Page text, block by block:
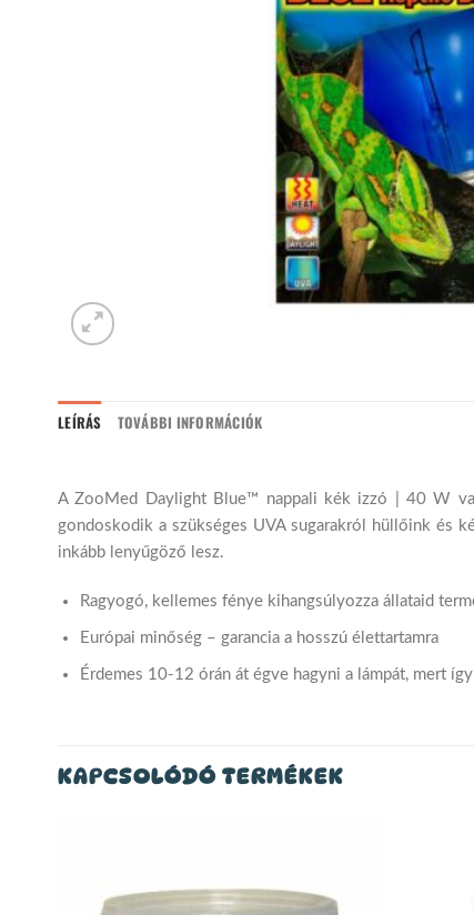
LEÍRÁS TOVÁBBI INFORMÁCIÓK
A ZooMed Daylight Blue™ nappali kék izzó | 40 W
gondoskodik a szükséges UVA sugarakról hüllőink és
inkább lenyűgöző lesz.
Ragyogó, kellemes fénye kihangsúlyozza állataid
Európai minőség – garancia a hosszú élettartamra
Érdemes 10-12 órán át égve hagyni a lámpát, mert
KAPCSOLÓDÓ TERMÉKEK